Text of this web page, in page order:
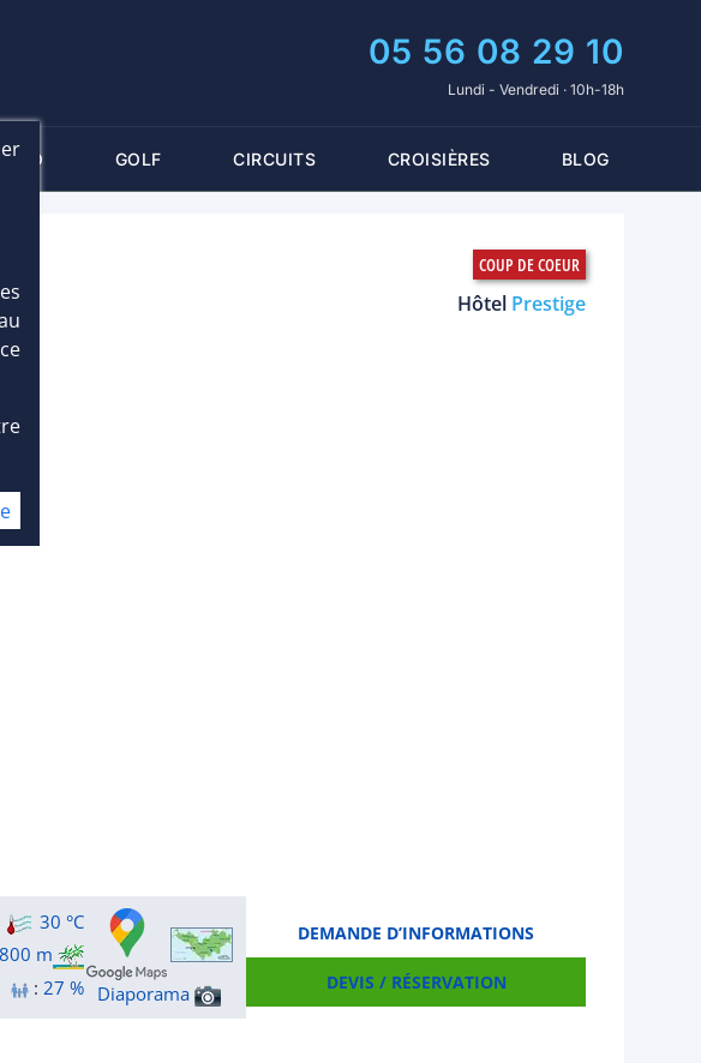
05 56 08 29 10
Lundi - Vendredi · 10h-18h
GOLF CIRCUITS CROISIÈRES BLOG
Hôtel Prestige
DEMANDE D’INFORMATIONS
DEVIS / RÉSERVATION
30 °C
800 m
:27 % Diaporama